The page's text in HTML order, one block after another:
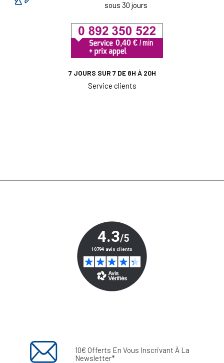
sous 30 jours
7 JOURS SUR 7 DE 8H À 20H
Service clients
10€ Offerts En Vous Inscrivant À La
Newsletter*